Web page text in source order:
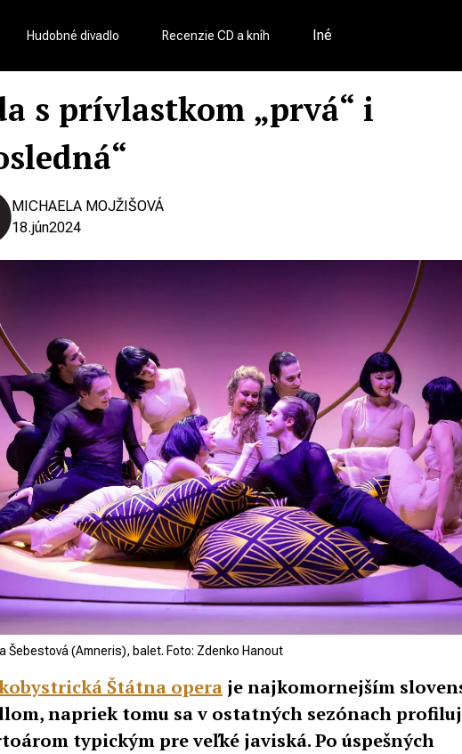
Hudobné divadlo Recenzie CD a kníh Iné
s prívlastkom „prvá“ i
MICHAELA MOJŽIŠOVÁ
18.jún2024
Šebestová (Amneris), balet. Foto: Zdenko Hanout
Štátna opera je najkomornejším
napriek tomu sa v ostatných sezónach
typickým pre veľké javiská. Po úspešných